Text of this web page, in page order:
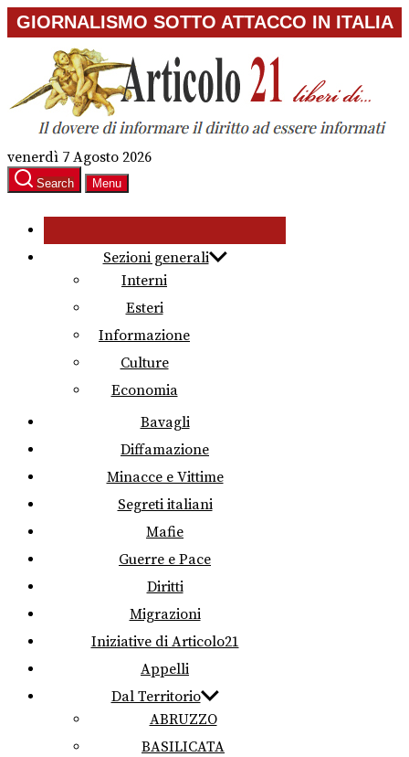
Skip
to
content
GIORNALISMO SOTTO ATTACCO IN ITALIA
venerdì 7 Agosto 2026
Search Menu
Sezioni generali
Interni
Esteri
Informazione
Culture
Economia
Bavagli
Diffamazione
Minacce e Vittime
Segreti italiani
Mafie
Guerre e Pace
Diritti
Migrazioni
Iniziative di Articolo21
Appelli
Dal Territorio
ABRUZZO
BASILICATA